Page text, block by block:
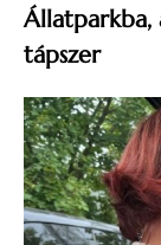
tápszer